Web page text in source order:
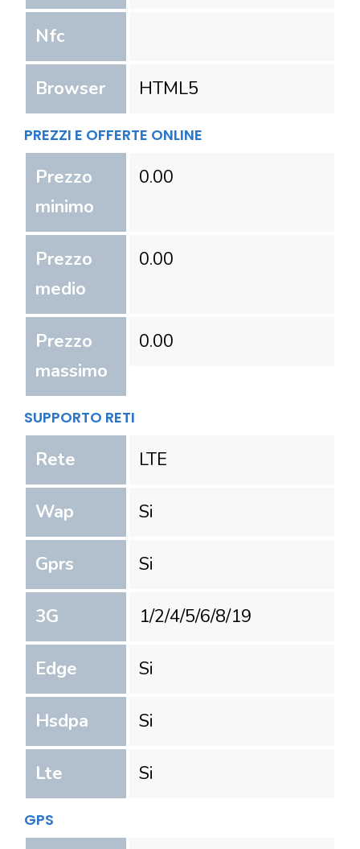
Nfc
Browser HTML5
PREZZI E OFFERTE ONLINE
Prezzo
minimo
0.00
Prezzo
medio
0.00
Prezzo
massimo
0.00
SUPPORTO RETI
Rete LTE
Wap Si
Gprs Si
3G 1/2/4/5/6/8/19
Edge Si
Hsdpa Si
Lte Si
GPS